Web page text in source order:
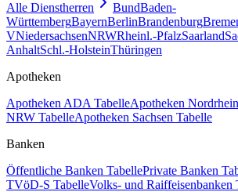
Alle Dienstherren BundBaden-
WürttembergBayernBerlinBrandenburg
VNiedersachsenNRWRheinl.-PfalzSaarland
AnhaltSchl.-HolsteinThüringen
Apotheken
Apotheken ADA TabelleApotheken
NRW TabelleApotheken Sachsen Tabelle
Banken
Öffentliche Banken TabellePrivate Banken
TVöD-S TabelleVolks- und Raiffeisenbanken